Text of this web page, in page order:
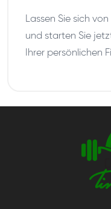
Lassen Sie sich
und starten Sie
Ihrer persönlichen